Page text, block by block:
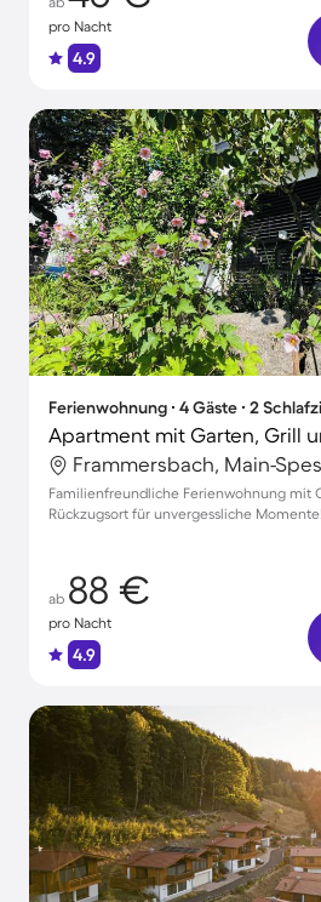
pro Nacht
4.9
Ferienwohnung ∙ 4 Gäste ∙ 2
Apartment mit Garten, Grill
Frammersbach, Main-
Familienfreundliche Ferienwohnung mit
Rückzugsort für unvergessliche Momente!
ab 88 €
pro Nacht
4.9